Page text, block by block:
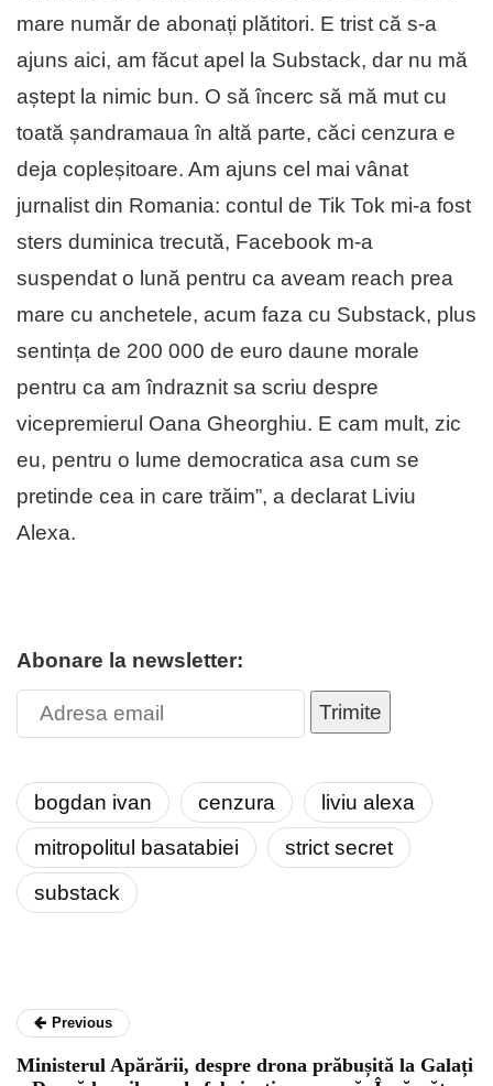
mare număr de abonați plătitori. E trist că s-a
ajuns aici, am făcut apel la Substack, dar nu mă
aștept la nimic bun. O să încerc să mă mut cu
toată șandramaua în altă parte, căci cenzura e
deja copleșitoare. Am ajuns cel mai vânat
jurnalist din Romania: contul de Tik Tok mi-a fost
sters duminica trecută, Facebook m-a
suspendat o lună pentru ca aveam reach prea
mare cu anchetele, acum faza cu Substack, plus
sentința de 200 000 de euro daune morale
pentru ca am îndraznit sa scriu despre
vicepremierul Oana Gheorghiu. E cam mult, zic
eu, pentru o lume democratica asa cum se
pretinde cea in care trăim”, a declarat Liviu
Alexa.
Abonare la newsletter:
Trimite
bogdan ivan cenzura
liviu alexa
mitropolitul basatabiei
strict secret
substack
Previous
Ministerul Apărării, despre drona prăbușită la Galați